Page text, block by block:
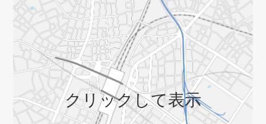
クリックして表示